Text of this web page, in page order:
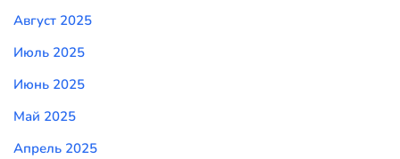
Август 2025
Июль 2025
Июнь 2025
Май 2025
Апрель 2025